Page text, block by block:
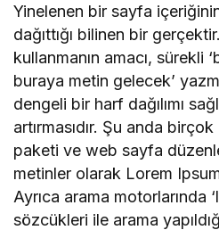
Yinelenen bir sayfa
dağıttığı bilinen bir
kullanmanın amacı, sürekli
buraya metin gelecek’
dengeli bir harf dağılımı
artırmasıdır. Şu anda birçok
paketi ve web sayfa
metinler olarak Lorem
Ayrıca arama motorlarında
sözcükleri ile arama